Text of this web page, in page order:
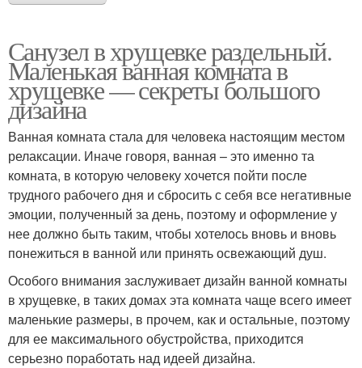
Санузел в хрущевке раздельный.
Маленькая ванная комната в
хрущевке — секреты большого
дизайна
Ванная комната стала для человека настоящим местом
релаксации. Иначе говоря, ванная – это именно та
комната, в которую человеку хочется пойти после
трудного рабочего дня и сбросить с себя все негативные
эмоции, полученный за день, поэтому и оформление у
нее должно быть таким, чтобы хотелось вновь и вновь
понежиться в ванной или принять освежающий душ.
Особого внимания заслуживает дизайн ванной комнаты
в хрущевке, в таких домах эта комната чаще всего имеет
маленькие размеры, в прочем, как и остальные, поэтому
для ее максимального обустройства, приходится
серьезно поработать над идеей дизайна.